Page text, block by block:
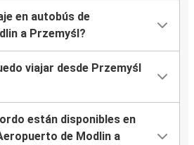
en autobús de
a Przemyśl?
viajar desde Przemyśl
están disponibles en
de Modlin a